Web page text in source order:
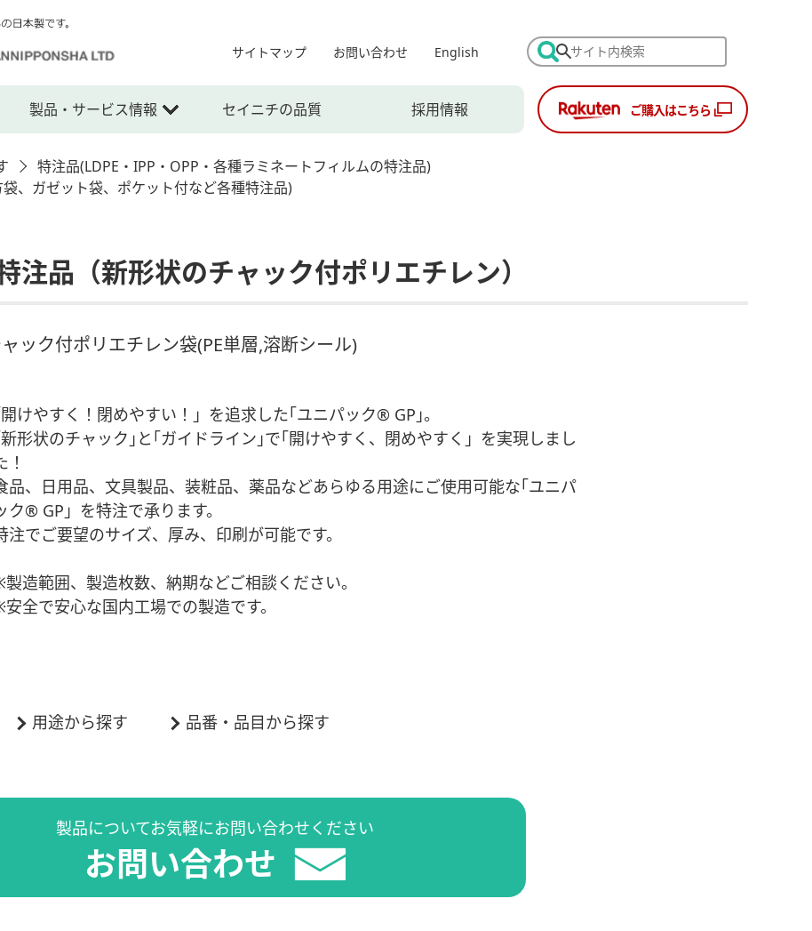
サイトマップ お問い合わせ English
製品・サービス情報 セイニチの品質 採用情報 ご購入はこちら
特注品(LDPE・IPP・OPP・各種ラミネートフィルムの特注品)
、ガゼット袋、ポケット付など各種特注品)
品（新形状のチャック付ポリエチレン）
ック付ポリエチレン袋(PE単層,溶断シール)
けやすく！閉めやすい！」を追求した｢ユニパック® GP｣。
形状のチャック｣と｢ガイドライン｣で｢開けやすく、閉めやすく」を実現しまし
！
品、日用品、文具製品、装粧品、薬品などあらゆる用途にご使用可能な｢ユニパ
ク® GP」を特注で承ります。
注でご要望のサイズ、厚み、印刷が可能です。
造範囲、製造枚数、納期などご相談ください。
全で安心な国内工場での製造です。
用途から探す 品番・品目から探す
製品についてお気軽にお問い合わせください
お問い合わせ